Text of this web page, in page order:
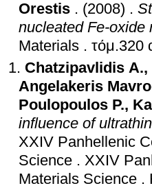
Orestis . (2008) .
nucleated Fe-oxide
Materials .
Chatzipavlidis A.,
Angelakeris
Poulopoulos P.,
influence of
XXIV Panhellenic
Science . XXIV
Materials Science .